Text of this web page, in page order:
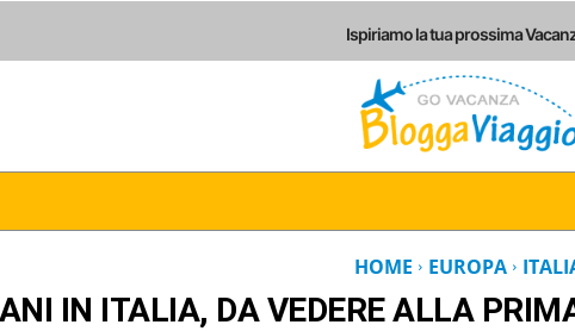
Ispiriamo la tua prossima
HOME EUROPA
IN ITALIA, DA VEDERE ALLA